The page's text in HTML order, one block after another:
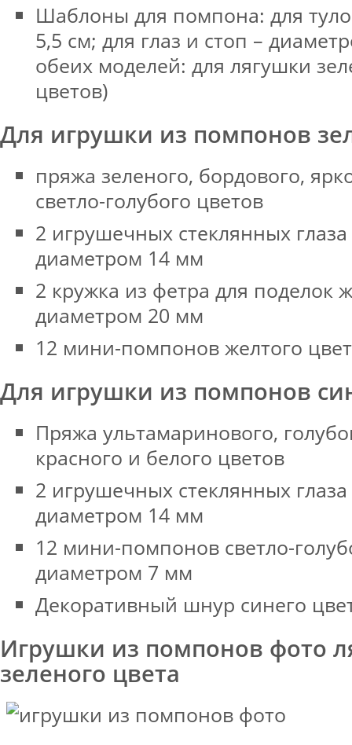
Шаблоны для помпона: для
5,5 см; для глаз и стоп –
обеих моделей: для лягушки
цветов)
Для игрушки из помпонов
пряжа зеленого, бордового,
светло-голубого цветов
2 игрушечных стеклянных
диаметром 14 мм
2 кружка из фетра для поделок
диаметром 20 мм
12 мини-помпонов желтого
Для игрушки из помпонов
Пряжа ультамаринового,
красного и белого цветов
2 игрушечных стеклянных
диаметром 14 мм
12 мини-помпонов светло-
диаметром 7 мм
Декоративный шнур синего
Игрушки из помпонов фото
зеленого цвета